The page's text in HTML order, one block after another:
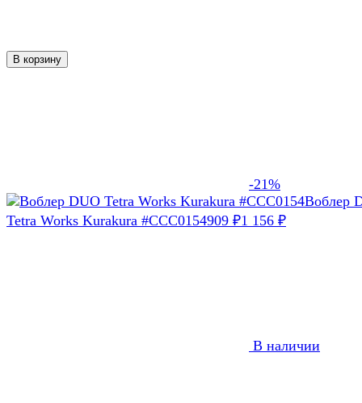
В корзину
-21%
Воблер
Tetra Works Kurakura #CCC0154909 ₽1 156 ₽
В наличии